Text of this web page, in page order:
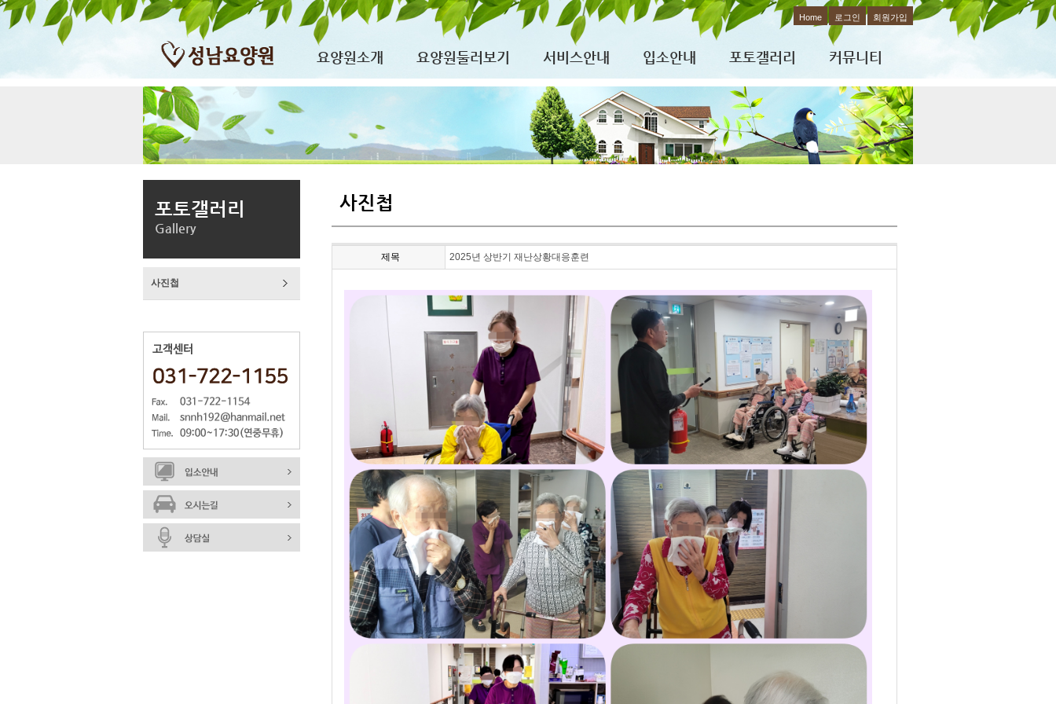
Home 로그인 회원가입
요양원소개 요양원둘러보기 서비스안내 입소안내 포토갤러리 커뮤니티
포토갤러리
Gallery
사진첩
사진첩
제목 2025년 상반기 재난상황대응훈련